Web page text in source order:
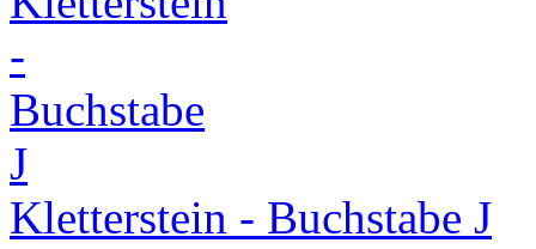
Kletterstein - Buchstabe J